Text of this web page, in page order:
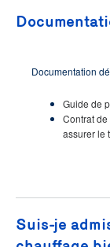
Documentation
Guide de
Contrat
assurer le
Suis-je